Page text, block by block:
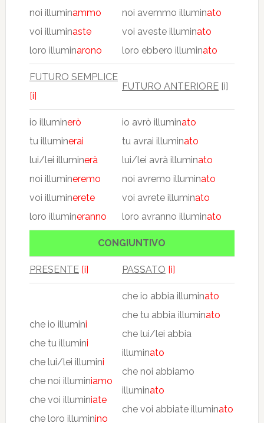
noi illuminammo
voi illuminaste
loro illuminarono
noi avemmo illuminato
voi aveste illuminato
loro ebbero illuminato
FUTURO SEMPLICE
[i]
FUTURO ANTERIORE[i]
io illuminerò
tu illuminerai
lui/lei illuminerà
noi illumineremo
voi illuminerete
loro illumineranno
io avrò illuminato
tu avrai illuminato
lui/lei avrà illuminato
noi avremo illuminato
voi avrete illuminato
loro avranno illuminato
CONGIUNTIVO
PRESENTE [i] PASSATO [i]
che io illumini
che tu illumini
che lui/lei illumini
che noi illuminiamo
che voi illuminiate
che loro illuminino
che io abbia illuminato
che tu abbia illuminato
che lui/lei abbia
illuminato
che noi abbiamo
illuminato
che voi abbiate illuminato